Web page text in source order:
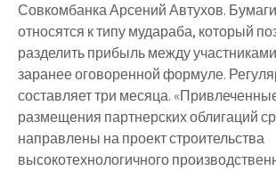
Совкомбанка Арсений Автухов.
относятся к типу мудараба, который
разделить прибыль между
заранее оговоренной формуле.
составляет три месяца.
размещения партнерских облигаций
направлены на проект строительства
высокотехнологичного